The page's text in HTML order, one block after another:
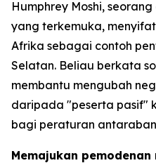
Humphrey Moshi,
yang terkemuka,
Afrika sebagai contoh
Selatan. Beliau berkata
membantu mengubah
daripada "peserta pasif"
bagi peraturan
Memajukan